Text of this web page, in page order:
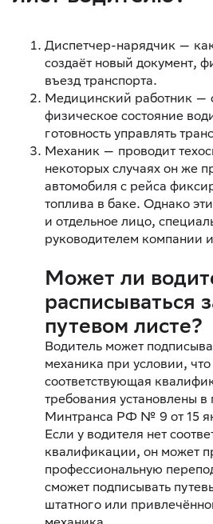
Диспетчер-нарядчик —
создаёт новый документ,
въезд транспорта.
Медицинский работник —
физическое состояние
готовность управлять
Механик — проводит
некоторых случаях он же
автомобиля с рейса
топлива в баке. Однако
и отдельное лицо,
руководителем компании
Может ли
расписываться
путевом листе?
Водитель может
механика при условии, что
соответствующая
требования установлены в
Минтранса РФ № 9 от 15
Если у водителя нет
квалификации, он может
профессиональную
сможет подписывать
штатного или